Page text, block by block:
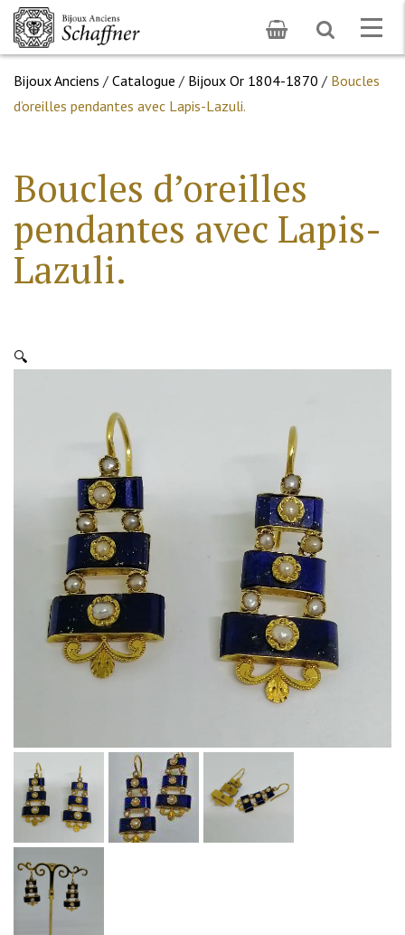
Toggle
search
Bijoux Anciens / Catalogue / Bijoux Or 1804-1870 / Boucles
d’oreilles pendantes avec Lapis-Lazuli.
Boucles d’oreilles
pendantes avec Lapis-
Lazuli.
🔍